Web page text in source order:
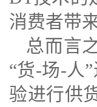
消费者带
总而言
“货-场-人
验进行供